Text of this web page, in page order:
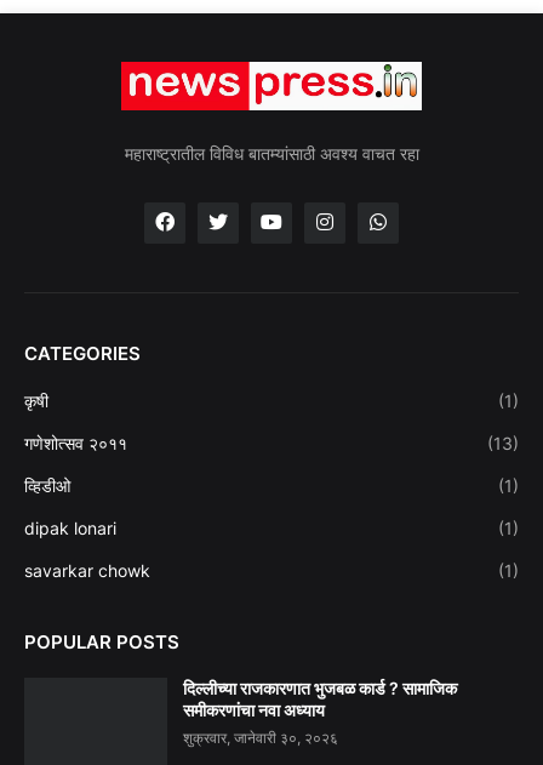
महाराष्ट्रातील विविध बातम्यांसाठी अवश्य वाचत रहा
CATEGORIES
कृषी (1)
गणेशोत्सव २०११ (13)
व्हिडीओ (1)
dipak lonari (1)
savarkar chowk (1)
POPULAR POSTS
दिल्लीच्या राजकारणात भुजबळ कार्ड ? सामाजिक
समीकरणांचा नवा अध्याय
शुक्रवार, जानेवारी ३०, २०२६